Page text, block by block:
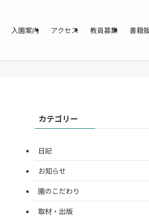
入園案内 アクセス 教員募集 書籍
カテゴリー
日記
お知らせ
園のこだわり
取材・出版